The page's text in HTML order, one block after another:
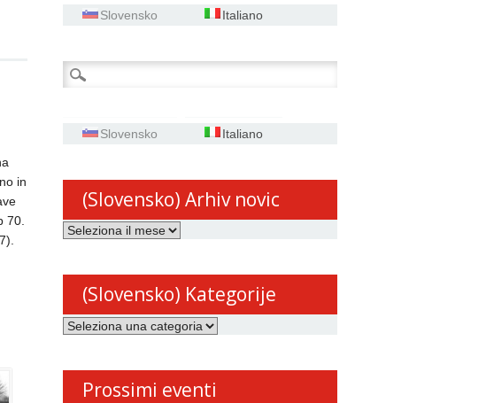
in
70.
Slovensko Italiano
Ricerca
per:
Slovensko Italiano
(Slovensko) Arhiv novic
(Slovensko)
(Slovensko) Kategorije
(Slovensko)
Prossimi eventi